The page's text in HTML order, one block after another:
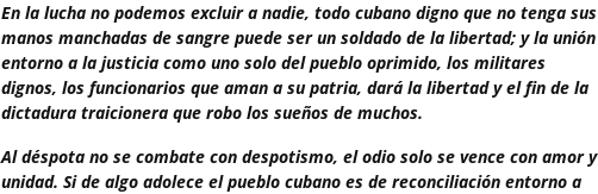
En la lucha no podemos excluir a nadie, todo cubano digno que no tenga sus
manos manchadas de sangre puede ser un soldado de la libertad; y la unión
entorno a la justicia como uno solo del pueblo oprimido, los militares
dignos, los funcionarios que aman a su patria, dará la libertad y el fin de la
dictadura traicionera que robo los sueños de muchos.
Al déspota no se combate con despotismo, el odio solo se vence con amor y
unidad. Si de algo adolece el pueblo cubano es de reconciliación entorno a